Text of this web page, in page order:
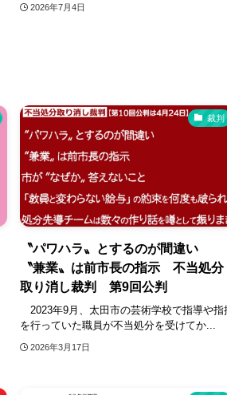
2026年7月4日
裁判
〝パワハラ〟とするのが間違い
〝兼業〟は前市長の指示 不当処分
取り消し裁判 第9回公判
2023年9月、太田市の芸術学校で指導や指
を行っていた職員が不当処分を受けてか...
2026年3月17日